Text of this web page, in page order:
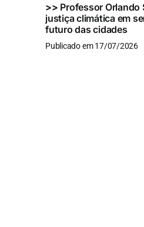
>> Professor Orlando
justiça climática em
futuro das cidades
Publicado em 17/07/2026